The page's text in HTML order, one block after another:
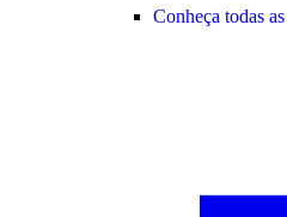
Conheça todas